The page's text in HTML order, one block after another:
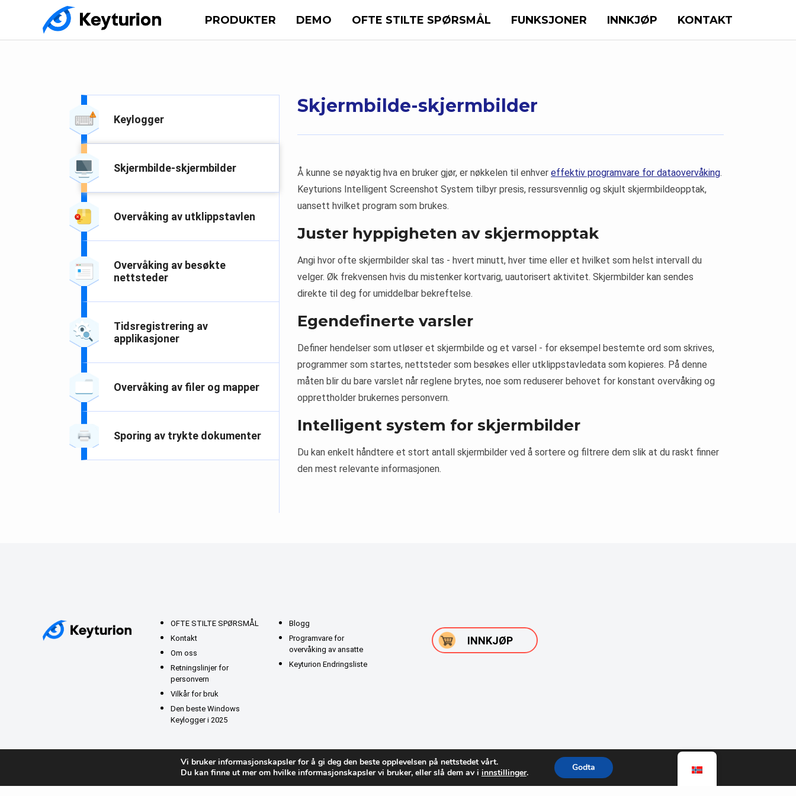
PRODUKTER DEMO OFTE STILTE SPØRSMÅL FUNKSJONER INNKJØP KONTAKT
Skjermbilde-skjermbilder
Å kunne se nøyaktig hva en bruker gjør, er nøkkelen til enhver effektiv programvare for dataovervåking.
Keyturions Intelligent Screenshot System tilbyr presis, ressursvennlig og skjult skjermbildeopptak,
uansett hvilket program som brukes.
Juster hyppigheten av skjermopptak
Angi hvor ofte skjermbilder skal tas - hvert minutt, hver time eller et hvilket som helst intervall du
velger. Øk frekvensen hvis du mistenker kortvarig, uautorisert aktivitet. Skjermbilder kan sendes
direkte til deg for umiddelbar bekreftelse.
Egendefinerte varsler
Definer hendelser som utløser et skjermbilde og et varsel - for eksempel bestemte ord som skrives,
programmer som startes, nettsteder som besøkes eller utklippstavledata som kopieres. På denne
måten blir du bare varslet når reglene brytes, noe som reduserer behovet for konstant overvåking og
opprettholder brukernes personvern.
Intelligent system for skjermbilder
Du kan enkelt håndtere et stort antall skjermbilder ved å sortere og filtrere dem slik at du raskt finner
den mest relevante informasjonen.
Keylogger
Skjermbilde-skjermbilder
Overvåking av utklippstavlen
Overvåking av besøkte
nettsteder
Tidsregistrering av
applikasjoner
Overvåking av filer og mapper
Sporing av trykte dokumenter
OFTE STILTE SPØRSMÅL
Kontakt
Om oss
Retningslinjer for
personvern
Vilkår for bruk
Den beste Windows
Keylogger i 2025
Blogg
Programvare for
overvåking av ansatte
Keyturion Endringsliste
INNKJØP
Vi bruker informasjonskapsler for å gi deg den beste opplevelsen på nettstedet vårt.
Du kan finne ut mer om hvilke informasjonskapsler vi bruker, eller slå dem av i innstillinger. Godta